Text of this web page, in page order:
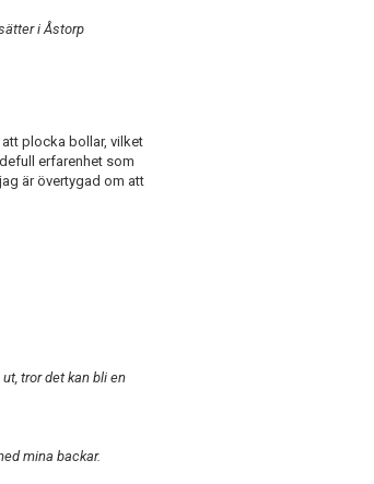
i Åstorp
plocka bollar, vilket
erfarenhet som
är övertygad om att
tror det kan bli en
mina backar.